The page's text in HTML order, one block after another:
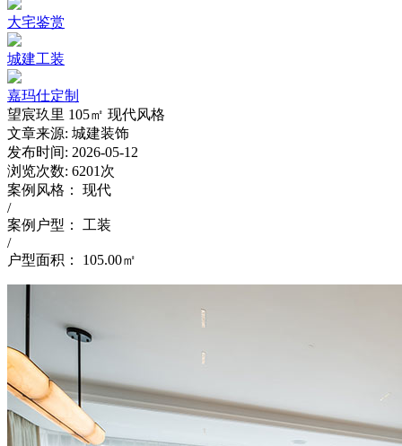
大宅鉴赏
城建工装
嘉玛仕定制
望宸玖里 105㎡ 现代风格
文章来源: 城建装饰
发布时间: 2026-05-12
浏览次数: 6201次
案例风格：
现代
/
案例户型：
工装
/
户型面积：
105.00㎡